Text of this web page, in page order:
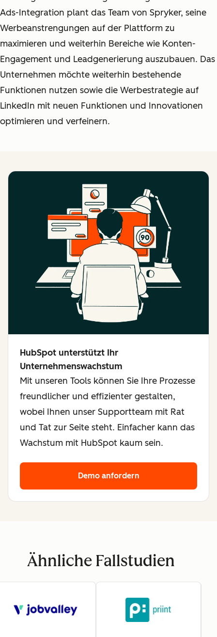
Ads-Integration plant das Team von Spryker, seine
Werbeanstrengungen auf der Plattform zu
maximieren und weiterhin Bereiche wie Konten-
Engagement und Leadgenerierung auszubauen. Das
Unternehmen möchte weiterhin bestehende
Funktionen nutzen sowie die Werbestrategie auf
LinkedIn mit neuen Funktionen und Innovationen
optimieren und verfeinern.
HubSpot unterstützt Ihr
Unternehmenswachstum
Mit unseren Tools können Sie Ihre Prozesse
freundlicher und effizienter gestalten,
wobei Ihnen unser Supportteam mit Rat
und Tat zur Seite steht. Einfacher kann das
Wachstum mit HubSpot kaum sein.
Demo anfordern
Ähnliche Fallstudien